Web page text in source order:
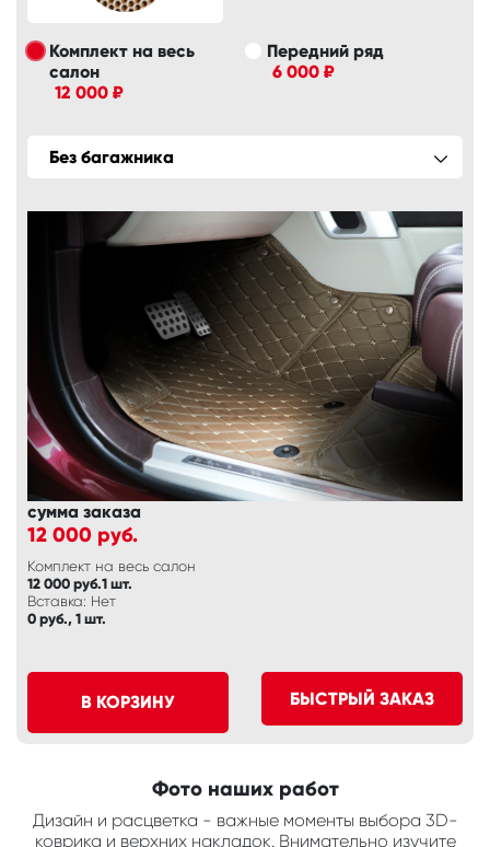
Комплект на весь
салон
12 000 ₽
Передний ряд
6 000 ₽
Без багажника
сумма заказа
12 000 руб.
Комплект на весь салон
12 000 руб.1 шт.
Вставка: Нет
0 руб., 1 шт.
В КОРЗИНУ БЫСТРЫЙ ЗАКАЗ
Фото наших работ
Дизайн и расцветка - важные моменты выбора 3D-
коврика и верхних накладок. Внимательно изучите